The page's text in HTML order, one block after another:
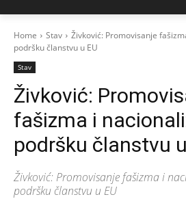
Home Stav
Živković: Promovisanje
podršku članstvu u EU
Stav
Živković:
fašizma i
podršku članstvu
Živković: Promovisanje fašizma i
podršku članstvu u EU